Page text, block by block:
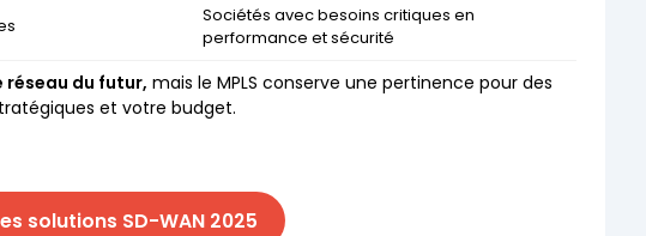
Sociétés avec besoins critiques en
performance et sécurité
réseau du futur, mais le MPLS conserve une pertinence pour des
et votre budget.
solutions SD-WAN 2025